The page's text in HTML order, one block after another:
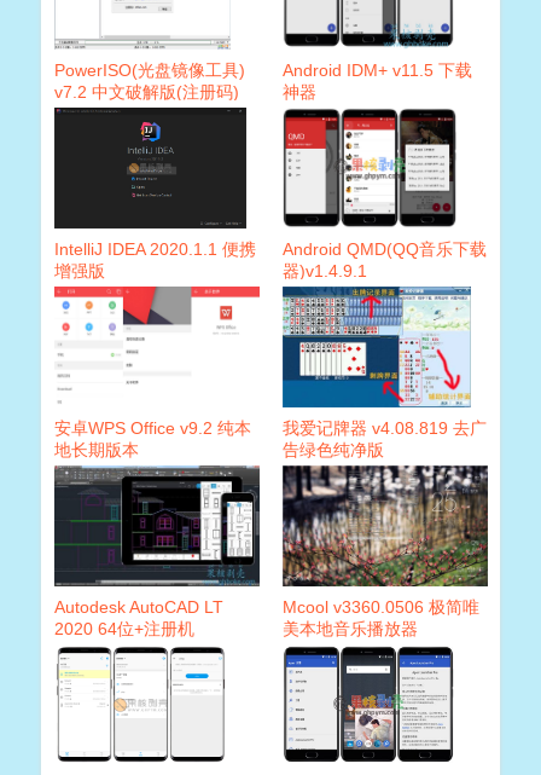
PowerISO(光盘镜像工具)
v7.2 中文破解版(注册码)
Android IDM+ v11.5 下载
神器
IntelliJ IDEA 2020.1.1 便携
增强版
Android QMD(QQ音乐下载
器)v1.4.9.1
安卓WPS Office v9.2 纯本
地长期版本
我爱记牌器 v4.08.819 去广
告绿色纯净版
Autodesk AutoCAD LT
2020 64位+注册机
Mcool v3360.0506 极简唯
美本地音乐播放器